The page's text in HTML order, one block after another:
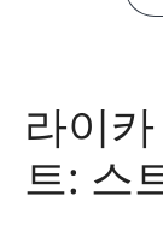
라이
트: 스